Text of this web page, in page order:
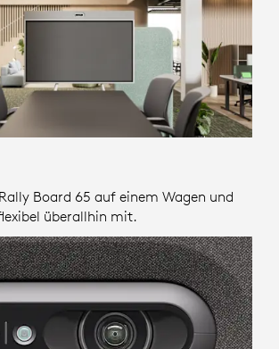
Board 65 auf einem Wagen und
überallhin mit.